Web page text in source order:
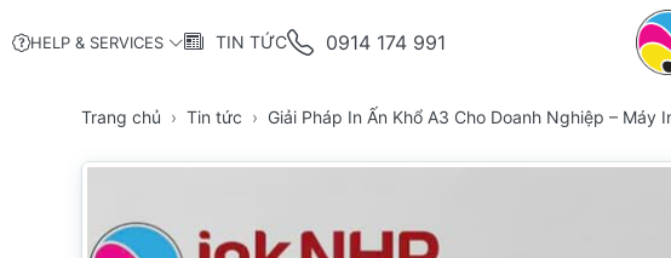
HELP & SERVICES TIN TỨC 0914 174 991
Trang chủ Tin tức Giải Pháp In Ấn Khổ A3 Cho Doanh Nghiệp – Máy